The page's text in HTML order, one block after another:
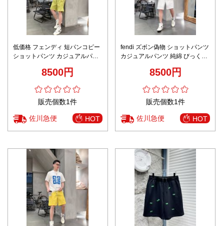
低価格 フェンディ 短パンコピー
ショットパンツ カジュアルパン
8500円
販売個数1件
佐川急便 HOT
fendi ズボン偽物 ショットパンツ
カジュアルパンツ 純綿 びっくり
8500円
販売個数1件
佐川急便 HOT